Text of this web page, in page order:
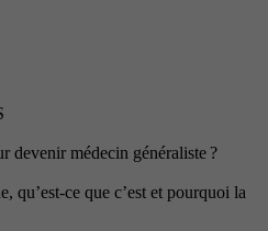
devenir médecin généraliste ?
qu’est-ce que c’est et pourquoi la